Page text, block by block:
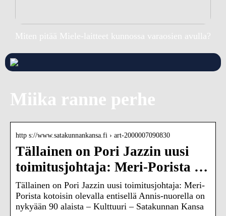
Miten pitää Miele-laitteet kunnossa varaosien avulla?
Miika ranne perhe
http s://www.satakunnankansa.fi › art-2000007090830
Tällainen on Pori Jazzin uusi
toimitusjohtaja: Meri-Porista …
Tällainen on Pori Jazzin uusi toimitusjohtaja: Meri-
Porista kotoisin olevalla entisellä Annis-nuorella on
nykyään 90 alaista – Kulttuuri – Satakunnan Kansa